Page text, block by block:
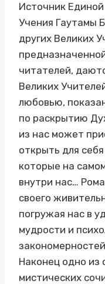
Источник
Учения Гаутамы
других Великих
читателей,
Великих
любовью,
по раскрытию
из нас может
открыть для
которые на
внутри нас…
своего
погружая нас в
мудрости и
Наконец одно из
мистических